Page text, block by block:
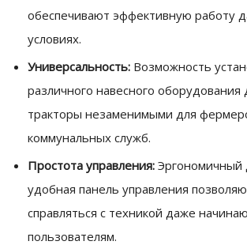
обеспечивают эффективную работу
условиях.
Универсальность: Возможность
различного навесного оборудования
тракторы незаменимыми для
коммунальных служб.
Простота управления: Эргономичный
удобная панель управления
справляться с техникой даже
пользователям.